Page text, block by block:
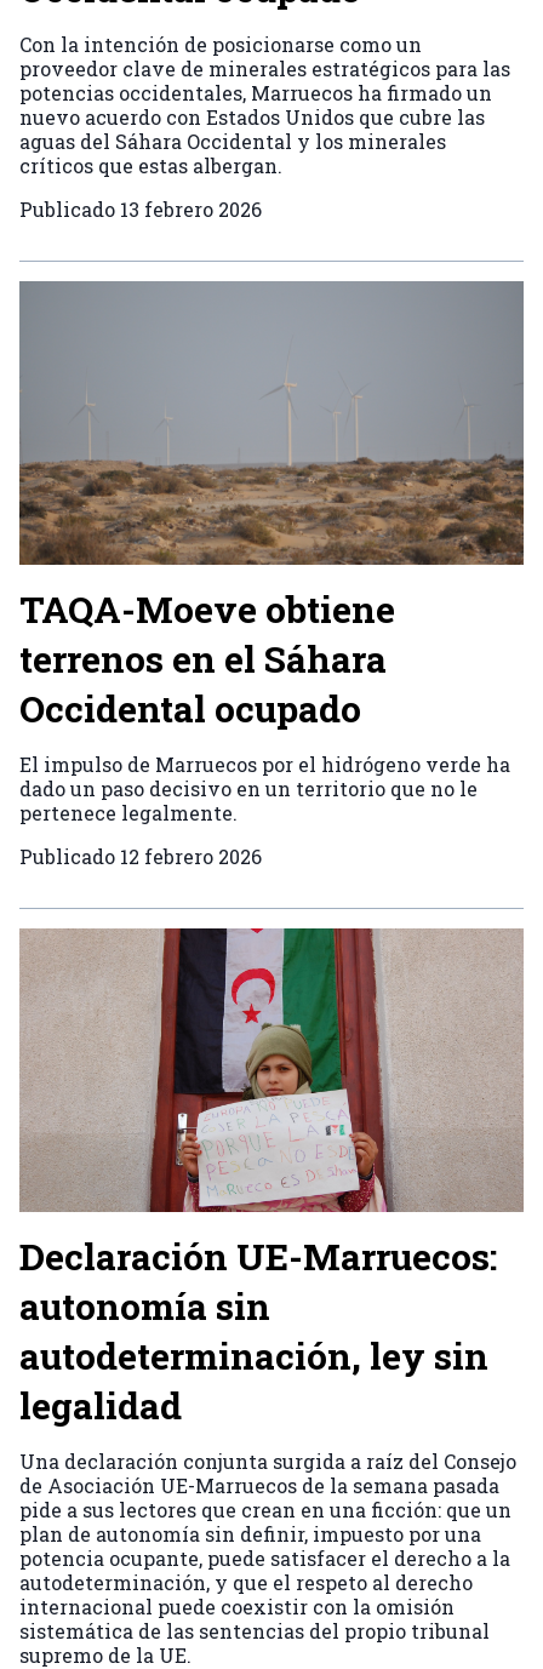
Con la intención de posicionarse como un
proveedor clave de minerales estratégicos para las
potencias occidentales, Marruecos ha firmado un
nuevo acuerdo con Estados Unidos que cubre las
aguas del Sáhara Occidental y los minerales
críticos que estas albergan.
Publicado 13 febrero 2026
TAQA-Moeve obtiene
terrenos en el Sáhara
Occidental ocupado
El impulso de Marruecos por el hidrógeno verde ha
dado un paso decisivo en un territorio que no le
pertenece legalmente.
Publicado 12 febrero 2026
Declaración UE-Marruecos:
autonomía sin
autodeterminación, ley sin
legalidad
Una declaración conjunta surgida a raíz del Consejo
de Asociación UE-Marruecos de la semana pasada
pide a sus lectores que crean en una ficción: que un
plan de autonomía sin definir, impuesto por una
potencia ocupante, puede satisfacer el derecho a la
autodeterminación, y que el respeto al derecho
internacional puede coexistir con la omisión
sistemática de las sentencias del propio tribunal
supremo de la UE.